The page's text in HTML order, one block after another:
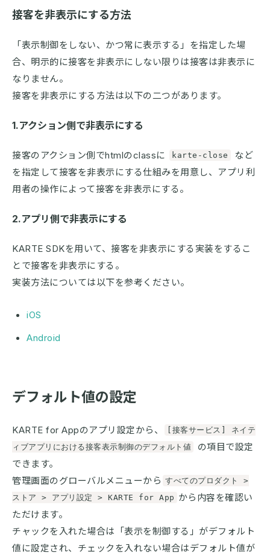
接客を非表示にする方法
「表示制御をしない、かつ常に表示する」を指定した場
合、明示的に接客を非表示にしない限りは接客は非表示に
なりません。
接客を非表示にする方法は以下の二つがあります。
1.アクション側で非表示にする
接客のアクション側でhtmlのclassに karte-close
など
を指定して接客を非表示にする仕組みを用意し、アプリ利
用者の操作によって接客を非表示にする。
2.アプリ側で非表示にする
KARTE SDKを用いて、接客を非表示にする実装をするこ
とで接客を非表示にする。
実装方法については以下を参考ください。
iOS
Android
デフォルト値の設定
KARTE for Appのアプリ設定から、
[接客サービス] ネイテ
ィブアプリにおける接客表示制御のデフォルト値
の項目で設定
できます。
管理画面のグローバルメニューから すべてのプロダクト >
ストア > アプリ設定 > KARTE for App から内容を確認い
ただけます。
チャックを入れた場合は「表示を制御する」がデフォルト
値に設定され、チェックを入れない場合はデフォルト値が